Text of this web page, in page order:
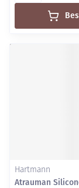
Hartmann
Atrauman